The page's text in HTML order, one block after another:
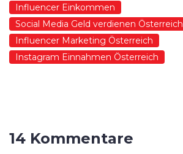
Influencer Einkommen
Social Media Geld verdienen Österreich
Influencer Marketing Österreich
Instagram Einnahmen Österreich
14 Kommentare